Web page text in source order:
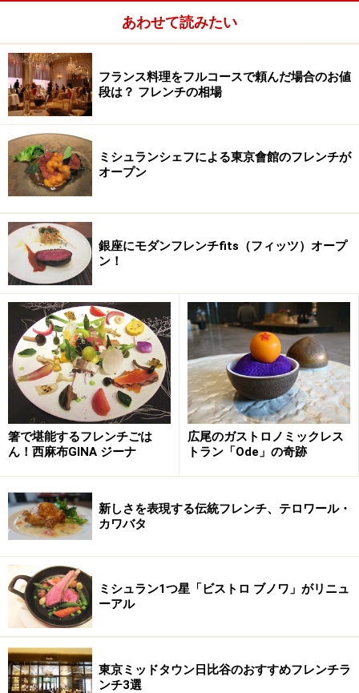
※記事内容は執筆時点のものです。最新の内容をご確認くださ
※メニューや料金などのデータは、取材時または記事公開時点で
の内容です。
あわせて読みたい
フランス料理をフルコースで頼んだ場合のお値
段は？ フレンチの相場
ミシュランシェフによる東京會館のフレンチが
オープン
銀座にモダンフレンチfits（フィッツ）オープ
ン！
箸で堪能するフレンチごは
ん！西麻布GINA ジーナ
広尾のガストロノミックレス
トラン「Ode」の奇跡
新しさを表現する伝統フレンチ、テロワール・
カワバタ
ミシュラン1つ星「ビストロ ブノワ」がリニュ
ーアル
東京ミッドタウン日比谷のおすすめフレンチラ
ンチ3選